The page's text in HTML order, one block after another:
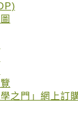
之門」網上訂